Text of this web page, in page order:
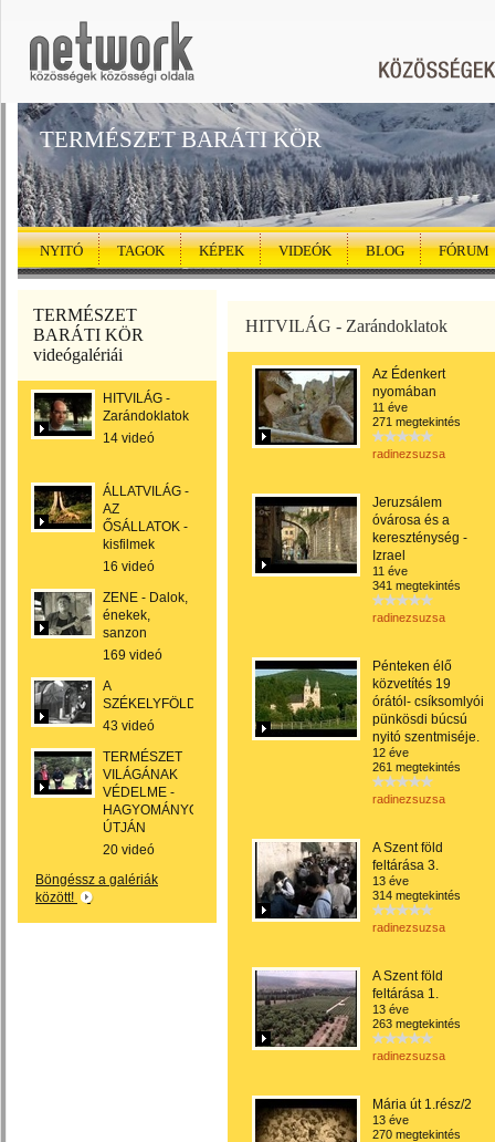
TERMÉSZET BARÁTI KÖR
NYITÓ TAGOK KÉPEK VIDEÓK BLOG FÓRUM
TERMÉSZET
BARÁTI KÖR
videógalériái
HITVILÁG -
Zarándoklatok
14 videó
ÁLLATVILÁG -
AZ
ŐSÁLLATOK -
kisfilmek
16 videó
ZENE - Dalok,
énekek,
sanzon
169 videó
A
SZÉKELYFÖLD
43 videó
TERMÉSZET
VILÁGÁNAK
VÉDELME -
HAGYOMÁNYOK
ÚTJÁN
20 videó
Böngéssz a galériák
között!
HITVILÁG - Zarándoklatok
Az Édenkert
nyomában
11 éve
271 megtekintés
radinezsuzsa
Jeruzsálem
óvárosa és a
kereszténység -
Izrael
11 éve
341 megtekintés
radinezsuzsa
Pénteken élő
közvetítés 19
órától- csíksomlyói
pünkösdi búcsú
nyitó szentmiséje.
12 éve
261 megtekintés
radinezsuzsa
A Szent föld
feltárása 3.
13 éve
314 megtekintés
radinezsuzsa
A Szent föld
feltárása 1.
13 éve
263 megtekintés
radinezsuzsa
Mária út 1.rész/2
13 éve
270 megtekintés